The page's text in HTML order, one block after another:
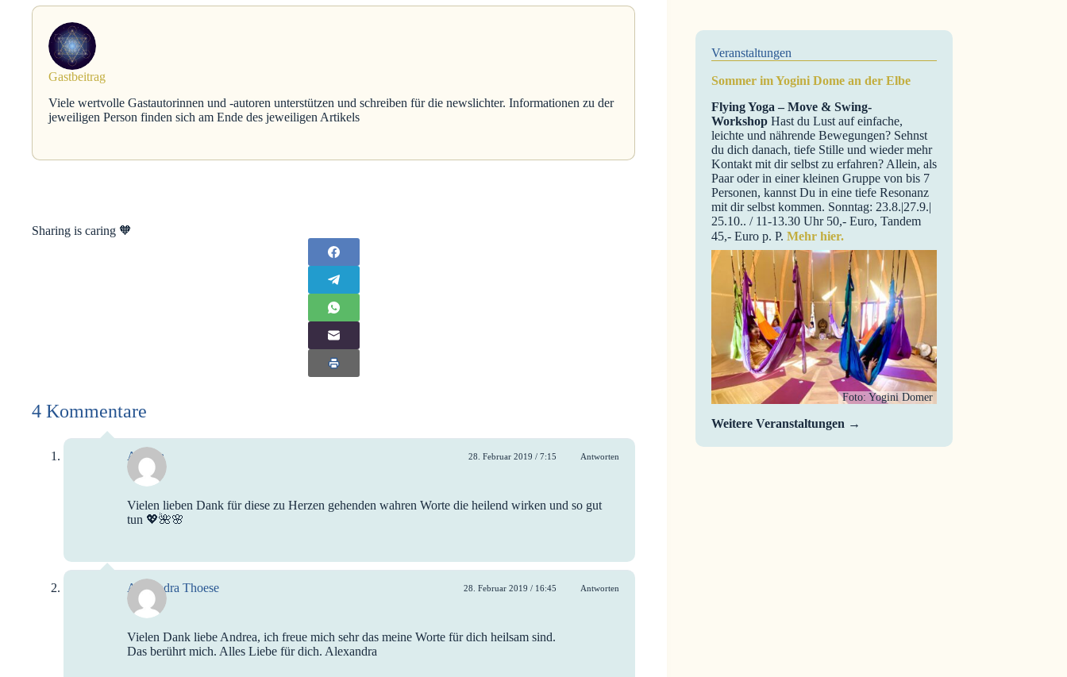
Sharing is caring 🧡
Gastbeitrag
Viele wertvolle Gastautorinnen und -autoren unterstützen und schreiben für die newslichter. Informationen zu der
jeweiligen Person finden sich am Ende des jeweiligen Artikels
4 Kommentare
Andrea 28. Februar 2019 / 7:15 Antworten
Vielen lieben Dank für diese zu Herzen gehenden wahren Worte die heilend wirken und so gut
tun 💖🌺🌸
Alexandra Thoese 28. Februar 2019 / 16:45 Antworten
Vielen Dank liebe Andrea, ich freue mich sehr das meine Worte für dich heilsam sind.
Das berührt mich. Alles Liebe für dich. Alexandra
Veranstaltungen
Sommer im Yogini Dome an der Elbe
Flying Yoga – Move & Swing-
Workshop Hast du Lust auf einfache,
leichte und nährende Bewegungen? Sehnst
du dich danach, tiefe Stille und wieder mehr
Kontakt mit dir selbst zu erfahren? Allein, als
Paar oder in einer kleinen Gruppe von bis 7
Personen, kannst Du in eine tiefe Resonanz
mit dir selbst kommen. Sonntag: 23.8.|27.9.|
25.10.. / 11-13.30 Uhr 50,- Euro, Tandem
45,- Euro p. P. Mehr hier.
Foto: Yogini Domer
Weitere Veranstaltungen